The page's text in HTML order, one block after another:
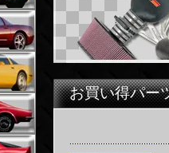
お買い得パー